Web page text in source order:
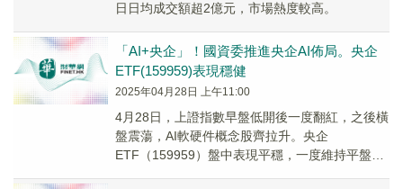
日日均成交額超2億元，市場熱度較高。
「AI+央企」！國資委推進央企AI佈局。央企
ETF(159959)表現穩健
2025年04月28日 上午11:00
4月28日，上證指數早盤低開後一度翻紅，之後橫
盤震蕩，AI軟硬件概念股齊拉升。央企
ETF（159959）盤中表現平穩，一度維持平盤狀